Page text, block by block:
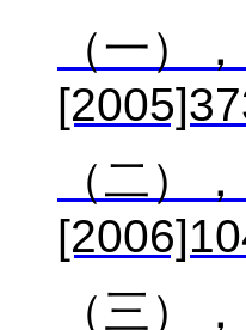
（一）
（二）
（三）